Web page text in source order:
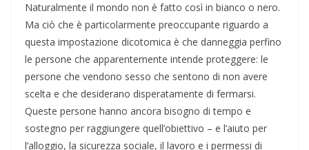
Naturalmente il mondo non è fatto così in bianco o nero.
Ma ciò che è particolarmente preoccupante riguardo a
questa impostazione dicotomica è che danneggia perfino
le persone che apparentemente intende proteggere: le
persone che vendono sesso che sentono di non avere
scelta e che desiderano disperatamente di fermarsi.
Queste persone hanno ancora bisogno di tempo e
sostegno per raggiungere quell’obiettivo – e l’aiuto per
l’alloggio, la sicurezza sociale, il lavoro e i permessi di